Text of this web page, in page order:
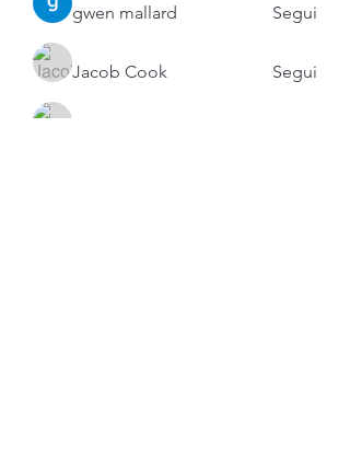
gwen mallard
Segui
Jacob Cook Segui